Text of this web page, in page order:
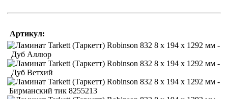
Артикул:
Дуб Аллюр
Дуб Ветхий
Бирманский тик 8255213